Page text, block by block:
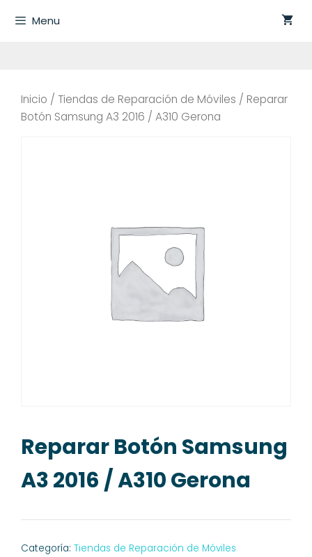
Menu
Inicio / Tiendas de Reparación de Móviles / Reparar
Botón Samsung A3 2016 / A310 Gerona
Reparar Botón Samsung
A3 2016 / A310 Gerona
Categoría: Tiendas de Reparación de Móviles